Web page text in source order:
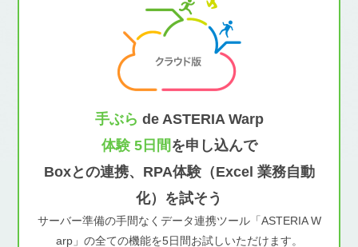
手ぶら de ASTERIA Warp
体験 5日間を申し込んで
Boxとの連携、RPA体験（Excel 業務自動
化）を試そう
サーバー準備の手間なくデータ連携ツール「ASTERIA W
arp」の全ての機能を5日間お試しいただけます。